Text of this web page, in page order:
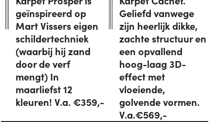
geïnspireerd op
Mart Vissers eigen
schildertechniek
(waarbij hij zand
door de verf
mengt) In
maarliefst 12
kleuren! V.a. €359,-
Geliefd vanwege
zijn heerlijk dikke,
zachte structuur en
een opvallend
hoog-laag 3D-
effect met
vloeiende,
golvende vormen.
V.a.€569,-